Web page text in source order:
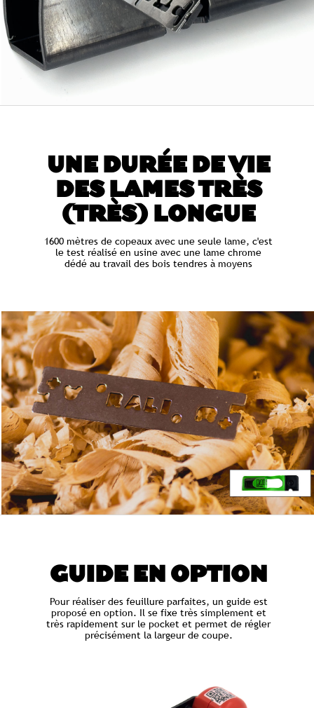
UNE DURÉE DE VIE
DES LAMES TRÈS
(TRÈS) LONGUE
1600 mètres de copeaux avec une seule lame, c'est
le test réalisé en usine avec une lame chrome
dédé au travail des bois tendres à moyens
GUIDE EN OPTION
Pour réaliser des feuillure parfaites, un guide est
proposé en option. Il se fixe très simplement et
très rapidement sur le pocket et permet de régler
précisément la largeur de coupe.